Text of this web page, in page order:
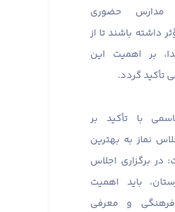
مدارس حضوری
داشته باشند تا از
بر اهمیت این
تأکید گردد.
با تأکید بر
نماز به بهترین
برگزاری اجلاس
باید اهمیت
فرهنگی و معرفی